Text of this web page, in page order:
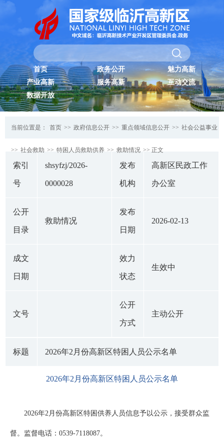
首页 政务公开
魅力高新
产业高新
服务高新
互动交流
数据开放
当前位置是： 首页 >> 政府信息公开 >> 重点领域信息公开 >> 社会公益事业
>> 社会救助 >> 特困人员救助供养 >> 救助情况 >> 正文
索引
号
shsyfzj/2026-
0000028
发布
机构
高新区民政工作
办公室
公开
目录
救助情况
发布
日期
2026-02-13
成文
日期
效力
状态
生效中
文号
公开
方式
主动公开
标题 2026年2月份高新区特困人员公示名单
2026年2月份高新区特困人员公示名单
2026年2月份高新区特困供养人员信息予以公示，接受群众监
督。监督电话：0539-7118087。